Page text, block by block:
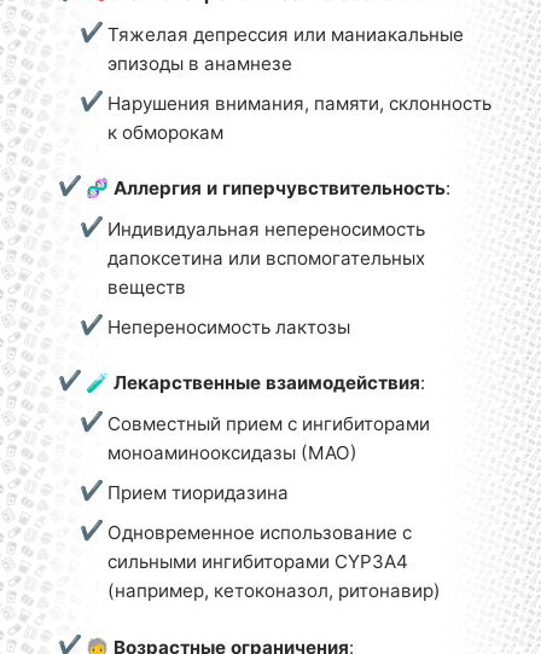
Тяжелая депрессия или маниакальные
эпизоды в анамнезе
Нарушения внимания, памяти, склонность
к обморокам
🧬Аллергия и гиперчувствительность:
Индивидуальная непереносимость
дапоксетина или вспомогательных
веществ
Непереносимость лактозы
🧪Лекарственные взаимодействия:
Совместный прием с ингибиторами
моноаминооксидазы (МАО)
Прием тиоридазина
Одновременное использование с
сильными ингибиторами CYP3A4
(например, кетоконазол, ритонавир)
🧓 Возрастные ограничения: